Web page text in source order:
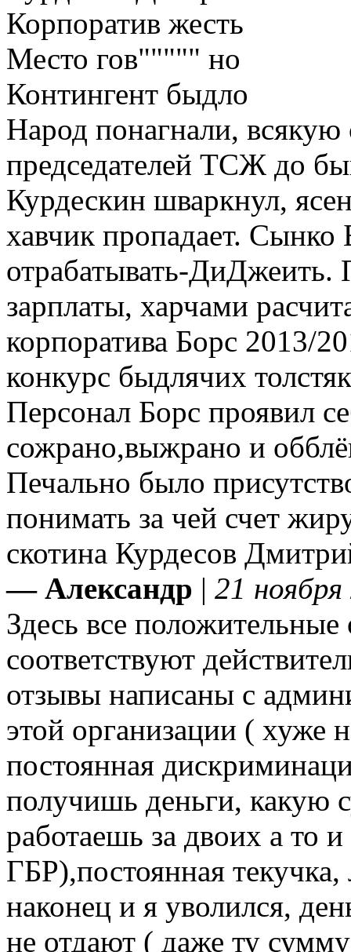
Корпоратив жесть
Место гов""""" но
Контингент быдло
Народ понагнали,
председателей ТСЖ до
Курдескин шваркнул,
хавчик пропадает. Сынко
отрабатывать-ДиДжеить.
зарплаты, харчами
корпоратива Борс 2013/
конкурс быдлячих
Персонал Борс проявил
сожрано,выжрано и
Печально было
понимать за чей счет
скотина Курдесов
— Александр | 21
Здесь все
соответствуют
отзывы написаны с
этой организации ( хуже
постоянная
получишь деньги, какую
работаешь за двоих а то
ГБР),постоянная
наконец и я уволился,
не отдают ( даже ту